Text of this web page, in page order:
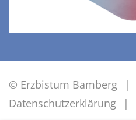
© Erzbistum Bamberg
Datenschutzerklärung